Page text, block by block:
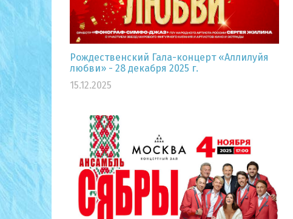
Рождественский Гала-концерт «Аллилуйя
любви» - 28 декабря 2025 г.
15.12.2025